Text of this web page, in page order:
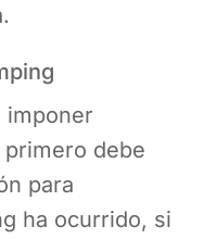
imponer
debe
para
ha ocurrido, si